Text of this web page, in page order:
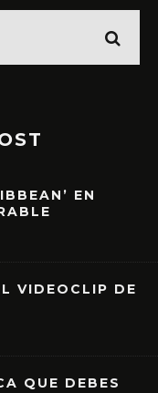
EN
VIDEOCLIP DE
QUE DEBES